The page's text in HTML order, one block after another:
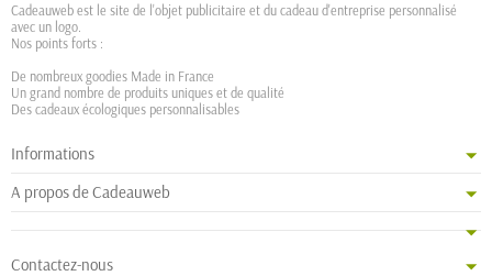
Cadeauweb est le site de l'objet publicitaire et du cadeau d'entreprise personnalisé
avec un logo.
Nos points forts :
De nombreux goodies Made in France
Un grand nombre de produits uniques et de qualité
Des cadeaux écologiques personnalisables
Informations
A propos de Cadeauweb
Contactez-nous